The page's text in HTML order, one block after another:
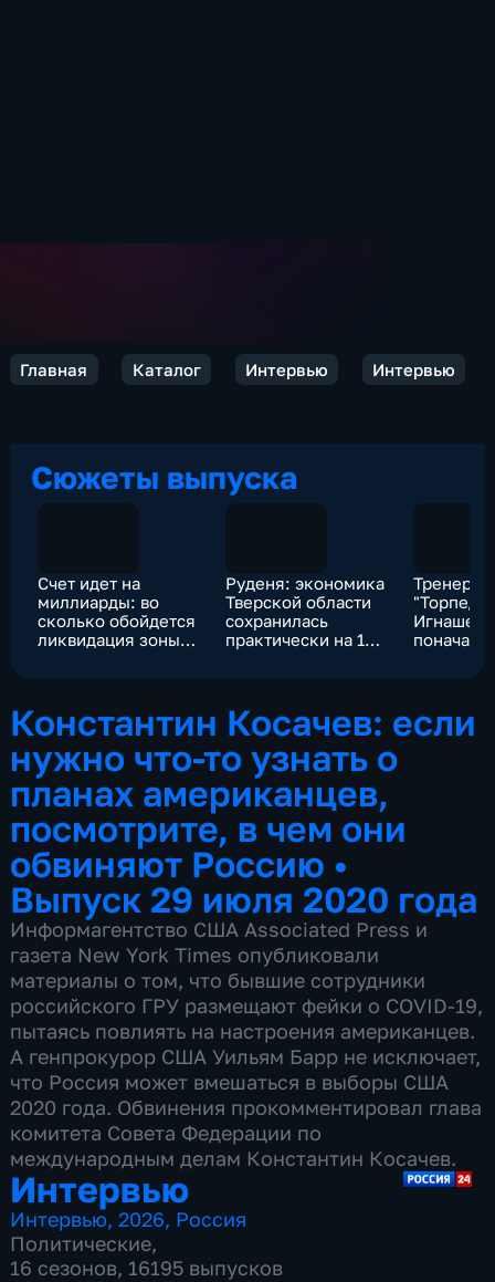
Главная Каталог Интервью Интервью
Сюжеты выпуска
Счет идет на
миллиарды: во
сколько обойдется
ликвидация зоны
Руденя: экономика
Тверской области
сохранилась
практически на 100
Тренер
Константин Косачев: если
нужно что-то узнать о
планах американцев,
посмотрите, в чем они
обвиняют Россию •
Выпуск 29 июля 2020 года
Информагентство США Associated Press и
газета New York Times опубликовали
материалы о том, что бывшие сотрудники
российского ГРУ размещают фейки о COVID-19,
пытаясь повлиять на настроения американцев.
А генпрокурор США Уильям Барр не исключает,
что Россия может вмешаться в выборы США
2020 года. Обвинения прокомментировал глава
комитета Совета Федерации по
международным делам Константин Косачев.
Интервью
Интервью,2026, Россия
Политические,
16 сезонов, 16195 выпусков